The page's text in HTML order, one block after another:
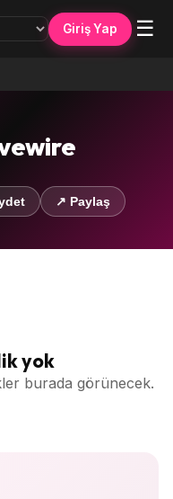
Giriş Yap ☰
↗ Paylaş
yok
burada görünecek.